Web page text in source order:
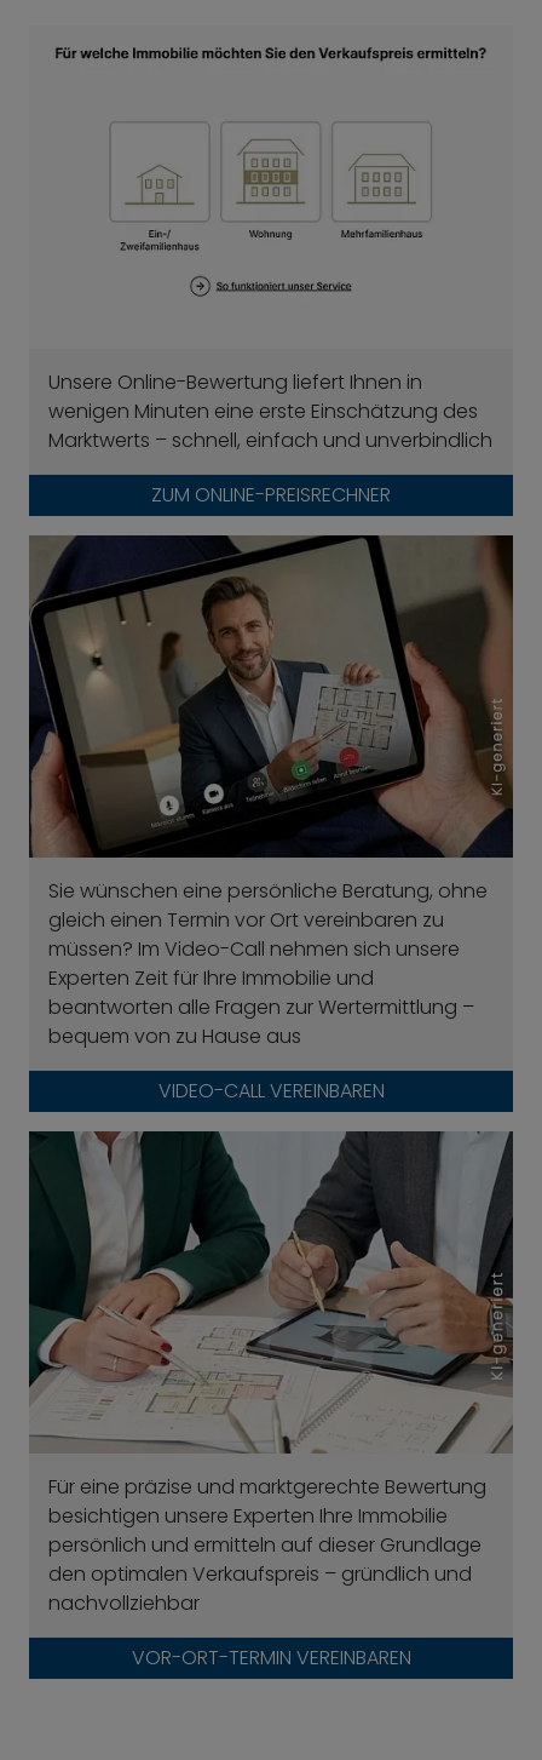
Unsere Online-Bewertung liefert Ihnen in
wenigen Minuten eine erste Einschätzung des
Marktwerts – schnell, einfach und unverbindlich
ZUM ONLINE-PREISRECHNER
Sie wünschen eine persönliche Beratung, ohne
gleich einen Termin vor Ort vereinbaren zu
müssen? Im Video-Call nehmen sich unsere
Experten Zeit für Ihre Immobilie und
beantworten alle Fragen zur Wertermittlung –
bequem von zu Hause aus
VIDEO-CALL VEREINBAREN
Für eine präzise und marktgerechte Bewertung
besichtigen unsere Experten Ihre Immobilie
persönlich und ermitteln auf dieser Grundlage
den optimalen Verkaufspreis – gründlich und
nachvollziehbar
VOR-ORT-TERMIN VEREINBAREN